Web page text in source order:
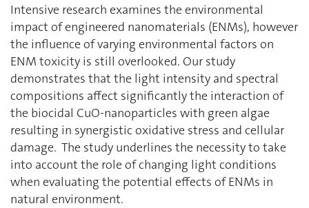
Intensive research examines the environmental
impact of engineered nanomaterials (ENMs), however
the influence of varying environmental factors on
ENM toxicity is still overlooked. Our study
demonstrates that the light intensity and spectral
compositions affect significantly the interaction of
the biocidal CuO-nanoparticles with green algae
resulting in synergistic oxidative stress and cellular
damage. The study underlines the necessity to take
into account the role of changing light conditions
when evaluating the potential effects of ENMs in
natural environment.